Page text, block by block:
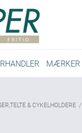
MÆRKER
& CYKELHOLDERE /